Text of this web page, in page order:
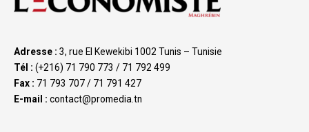
Adresse : 3, rue El Kewekibi 1002 Tunis – Tunisie
Tél : (+216) 71 790 773 / 71 792 499
Fax : 71 793 707 / 71 791 427
E-mail : contact@promedia.tn